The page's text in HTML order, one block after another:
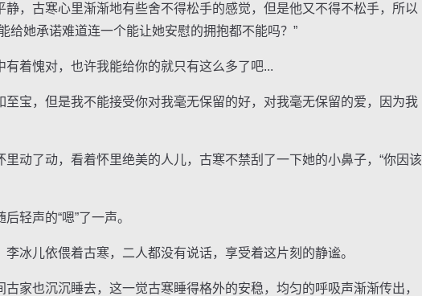
古寒心里渐渐地有些舍不得松手的感觉，但是他又不得不松手，所以
给她承诺难道连一个能让她安慰的拥抱都不能吗？”
着愧对，也许我能给你的就只有这么多了吧...
，但是我不能接受你对我毫无保留的好，对我毫无保留的爱，因为我
了动，看着怀里绝美的人儿，古寒不禁刮了一下她的小鼻子，“你因该
声的“嗯”了一声。
儿依偎着古寒，二人都没有说话，享受着这片刻的静谧。
也沉沉睡去，这一觉古寒睡得格外的安稳，均匀的呼吸声渐渐传出，